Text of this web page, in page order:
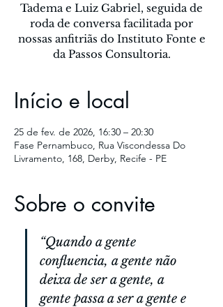
Tadema e Luiz Gabriel, seguida de
roda de conversa facilitada por
nossas anfitriãs do Instituto Fonte e
da Passos Consultoria.
Início e local
25 de fev. de 2026, 16:30 – 20:30
Fase Pernambuco, Rua Viscondessa Do
Livramento, 168, Derby, Recife - PE
Sobre o convite
“Quando a gente
confluencia, a gente não
deixa de ser a gente, a
gente passa a ser a gente e